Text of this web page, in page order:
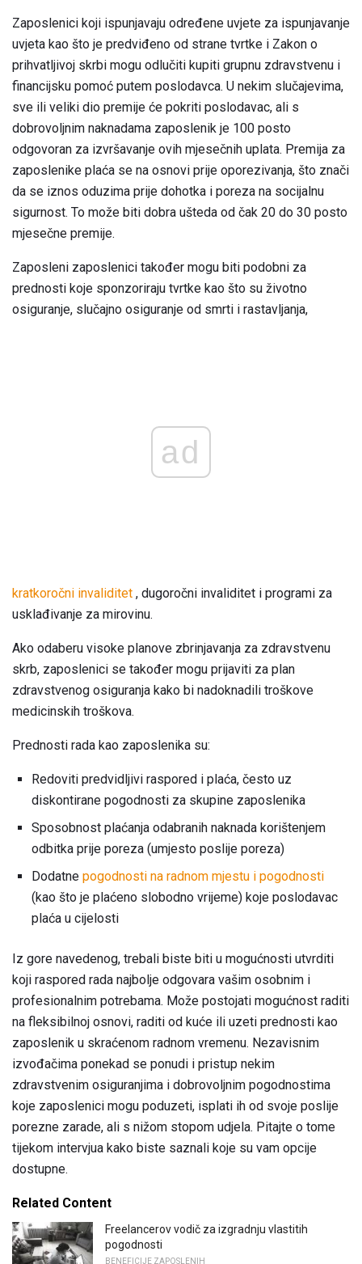
Zaposlenici koji ispunjavaju određene uvjete za ispunjavanje
uvjeta kao što je predviđeno od strane tvrtke i Zakon o
prihvatljivoj skrbi mogu odlučiti kupiti grupnu zdravstvenu i
financijsku pomoć putem poslodavca. U nekim slučajevima,
sve ili veliki dio premije će pokriti poslodavac, ali s
dobrovoljnim naknadama zaposlenik je 100 posto
odgovoran za izvršavanje ovih mjesečnih uplata. Premija za
zaposlenike plaća se na osnovi prije oporezivanja, što znači
da se iznos oduzima prije dohotka i poreza na socijalnu
sigurnost. To može biti dobra ušteda od čak 20 do 30 posto
mjesečne premije.
Zaposleni zaposlenici također mogu biti podobni za
prednosti koje sponzoriraju tvrtke kao što su životno
osiguranje, slučajno osiguranje od smrti i rastavljanja,
ad
kratkoročni invaliditet , dugoročni invaliditet i programi za
usklađivanje za mirovinu.
Ako odaberu visoke planove zbrinjavanja za zdravstvenu
skrb, zaposlenici se također mogu prijaviti za plan
zdravstvenog osiguranja kako bi nadoknadili troškove
medicinskih troškova.
Prednosti rada kao zaposlenika su:
Redoviti predvidljivi raspored i plaća, često uz
diskontirane pogodnosti za skupine zaposlenika
Sposobnost plaćanja odabranih naknada korištenjem
odbitka prije poreza (umjesto poslije poreza)
Dodatne pogodnosti na radnom mjestu i pogodnosti
(kao što je plaćeno slobodno vrijeme) koje poslodavac
plaća u cijelosti
Iz gore navedenog, trebali biste biti u mogućnosti utvrditi
koji raspored rada najbolje odgovara vašim osobnim i
profesionalnim potrebama. Može postojati mogućnost raditi
na fleksibilnoj osnovi, raditi od kuće ili uzeti prednosti kao
zaposlenik u skraćenom radnom vremenu. Nezavisnim
izvođačima ponekad se ponudi i pristup nekim
zdravstvenim osiguranjima i dobrovoljnim pogodnostima
koje zaposlenici mogu poduzeti, isplati ih od svoje poslije
porezne zarade, ali s nižom stopom udjela. Pitajte o tome
tijekom intervjua kako biste saznali koje su vam opcije
dostupne.
Related Content
Freelancerov vodič za izgradnju vlastitih
pogodnosti
BENEFICIJE ZAPOSLENIH